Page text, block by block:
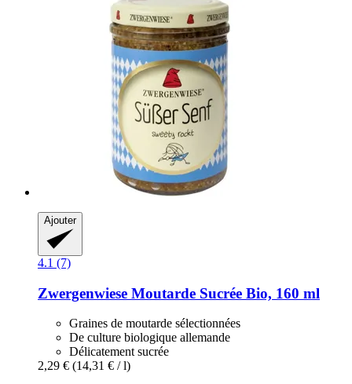
Ajouter
4.1 (7)
Zwergenwiese Moutarde Sucrée Bio, 160 ml
Graines de moutarde sélectionnées
De culture biologique allemande
Délicatement sucrée
2,29 € (14,31 € / l)